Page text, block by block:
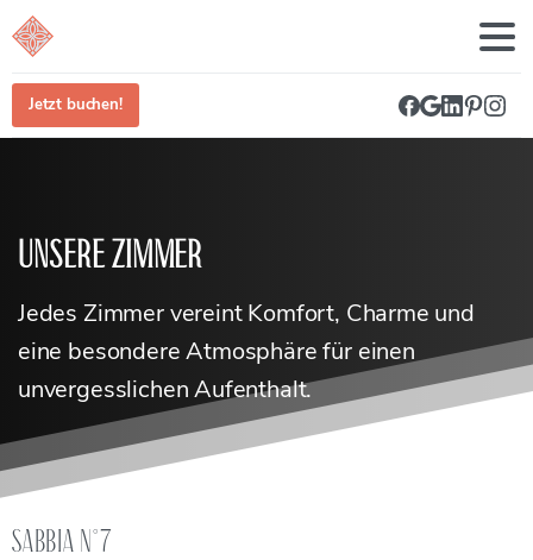
Jetzt buchen!
Unsere Zimmer
Jedes Zimmer vereint Komfort, Charme und
eine besondere Atmosphäre für einen
unvergesslichen Aufenthalt.
SABBIA N°7